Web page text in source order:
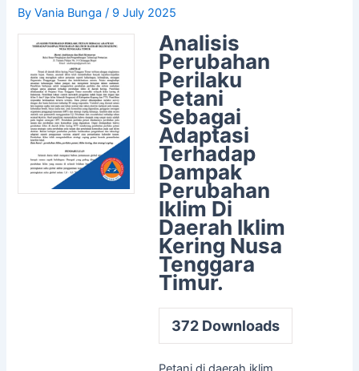
ByVania Bunga/ 9 July 2025
Analisis
Perubahan
Perilaku
Petani
Sebagai
Adaptasi
Terhadap
Dampak
Perubahan
Iklim Di
Daerah Iklim
Kering Nusa
Tenggara
Timur.
372Downloads